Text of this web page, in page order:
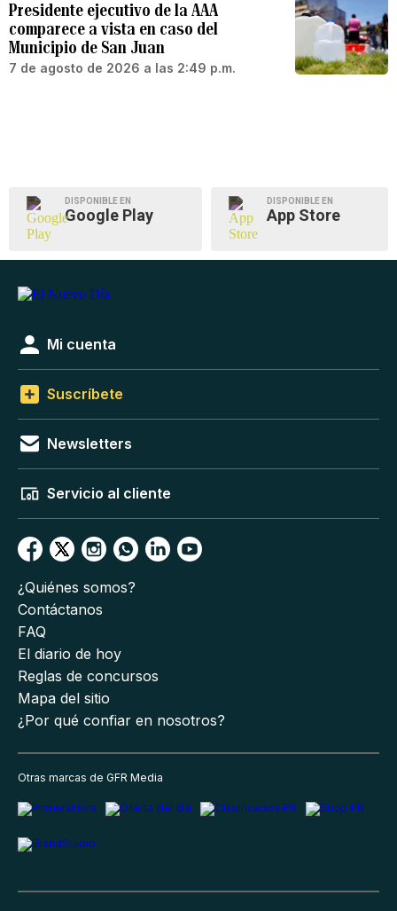
Presidente ejecutivo de la AAA
comparece a vista en caso del
Municipio de San Juan
7 de agosto de 2026 a las 2:49 p.m.
DISPONIBLE EN
Google Play
DISPONIBLE EN
App Store
Mi cuenta
Suscríbete
Newsletters
Servicio al cliente
¿Quiénes somos?
Contáctanos
FAQ
El diario de hoy
Reglas de concursos
Mapa del sitio
¿Por qué confiar en nosotros?
Otras marcas de GFR Media